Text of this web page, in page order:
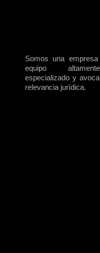
Somos una
equipo
especializado y
relevancia jurídica.